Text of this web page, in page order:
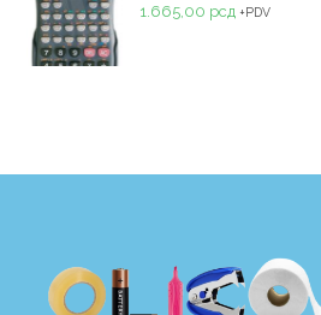
1.665,00 рсд +PDV